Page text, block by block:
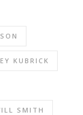
KUBRICK
SMITH